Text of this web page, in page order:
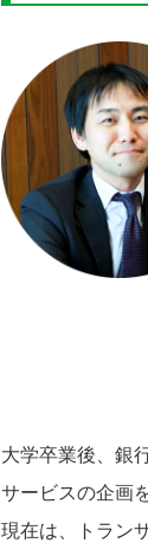
大学卒業後、銀
サービスの企画
現在は、トラン